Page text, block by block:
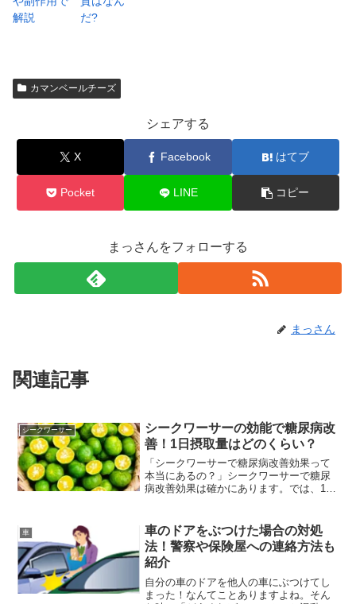
解説
だ?
カマンベールチーズ
シェアする
X Facebook はてブ
Pocket LINE コピー
まっさんをフォローする
まっさん
関連記事
シークワーサー
シークワーサーの効能で糖尿病改
善！1日摂取量はどのくらい？
「シークワーサーで糖尿病改善効果って
本当にあるの？」シークワーサーで糖尿
病改善効果は確かにあります。では、1日
ーの効能で糖尿病改善！ 1日摂取量はど
のくらい？などの疑問...
車
車のドアをぶつけた場合の対処
法！警察や保険屋への連絡方法も
紹介
自分の車のドアを他人の車にぶつけてし
まった！なんてことありますよね。そん